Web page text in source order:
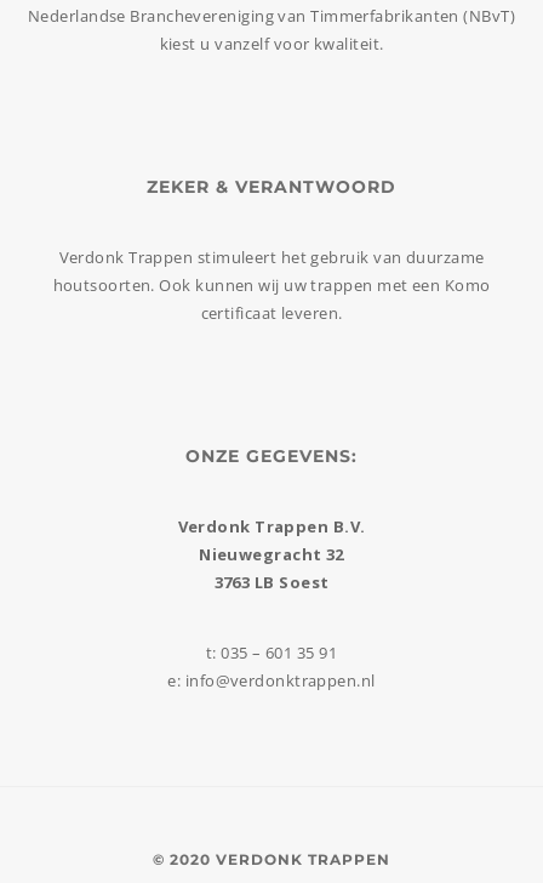
Nederlandse Branchevereniging van Timmerfabrikanten (NBvT)
kiest u vanzelf voor kwaliteit.
ZEKER & VERANTWOORD
Verdonk Trappen stimuleert het gebruik van duurzame
houtsoorten. Ook kunnen wij uw trappen met een Komo
certificaat leveren.
ONZE GEGEVENS:
Verdonk Trappen B.V.
Nieuwegracht 32
3763 LB Soest
t: 035 – 601 35 91
e: info@verdonktrappen.nl
© 2020 VERDONK TRAPPEN